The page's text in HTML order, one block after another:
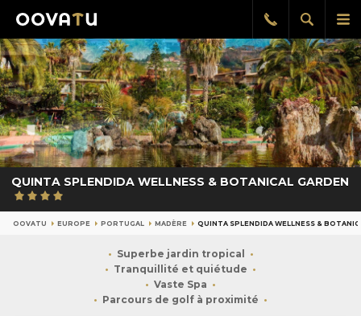
le
Afficher
la
Rappel
gratuit
QUINTA SPLENDIDA WELLNESS & BOTANICAL GARDEN
OOVATU EUROPE PORTUGAL MADÈRE QUINTA SPLENDIDA WELLNESS &
Superbe jardin tropical
Tranquillité et quiétude
Vaste Spa
Parcours de golf à proximité